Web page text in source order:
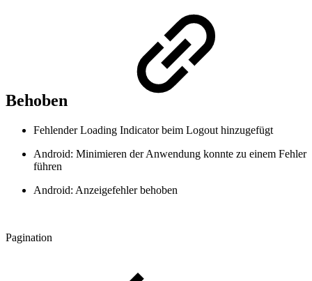
Behoben
Fehlender Loading Indicator beim Logout hinzugefügt
Android: Minimieren der Anwendung konnte zu einem Fehler
führen
Android: Anzeigefehler behoben
Pagination